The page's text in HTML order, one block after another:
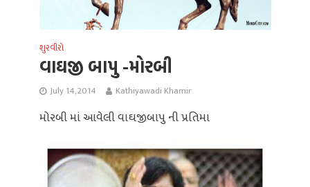
શુરવીરો
વાઘજી બાપુ -મોરબી
July 14, 2014 Kathiyawadi Khamir
મોરબી માં આવેલી વાઘજીબાપુ ની પ્રતિમા